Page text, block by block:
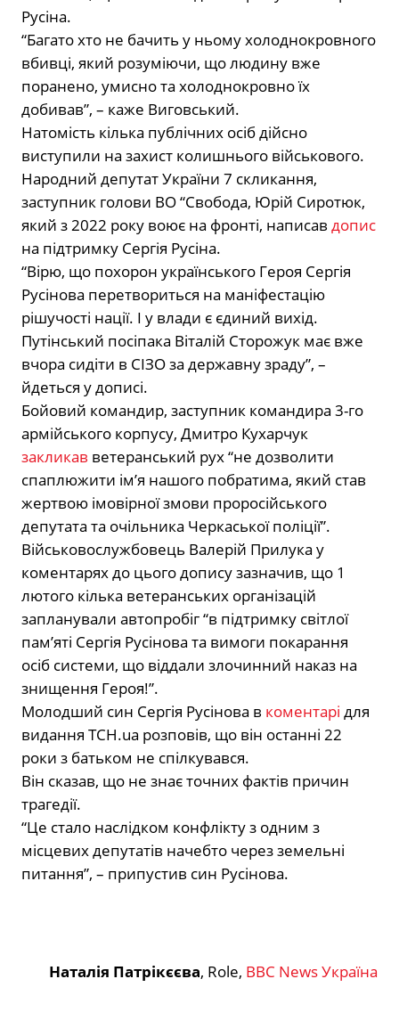
Русіна.
“Багато хто не бачить у ньому холоднокровного
вбивці, який розуміючи, що людину вже
поранено, умисно та холоднокровно їх
добивав”, – каже Виговський.
Натомість кілька публічних осіб дійсно
виступили на захист колишнього військового.
Народний депутат України 7 скликання,
заступник голови ВО “Свобода, Юрій Сиротюк,
який з 2022 року воює на фронті, написав допис
на підтримку Сергія Русіна.
“Вірю, що похорон українського Героя Сергія
Русінова перетвориться на маніфестацію
рішучості нації. І у влади є єдиний вихід.
Путінський посіпака Віталій Сторожук має вже
вчора сидіти в СІЗО за державну зраду”, –
йдеться у дописі.
Бойовий командир, заступник командира 3-го
армійського корпусу, Дмитро Кухарчук
закликав ветеранський рух “не дозволити
спаплюжити імʼя нашого побратима, який став
жертвою імовірної змови проросійського
депутата та очільника Черкаської поліції”.
Військовослужбовець Валерій Прилука у
коментарях до цього допису зазначив, що 1
лютого кілька ветеранських організацій
запланували автопробіг “в підтримку світлої
пам’яті Сергія Русінова та вимоги покарання
осіб системи, що віддали злочинний наказ на
знищення Героя!”.
Молодший син Сергія Русінова в коментарі для
видання ТСН.ua розповів, що він останні 22
роки з батьком не спілкувався.
Він сказав, що не знає точних фактів причин
трагедії.
“Це стало наслідком конфлікту з одним з
місцевих депутатів начебто через земельні
питання”, – припустив син Русінова.
Наталія Патрікєєва, Role, ВВС News Україна